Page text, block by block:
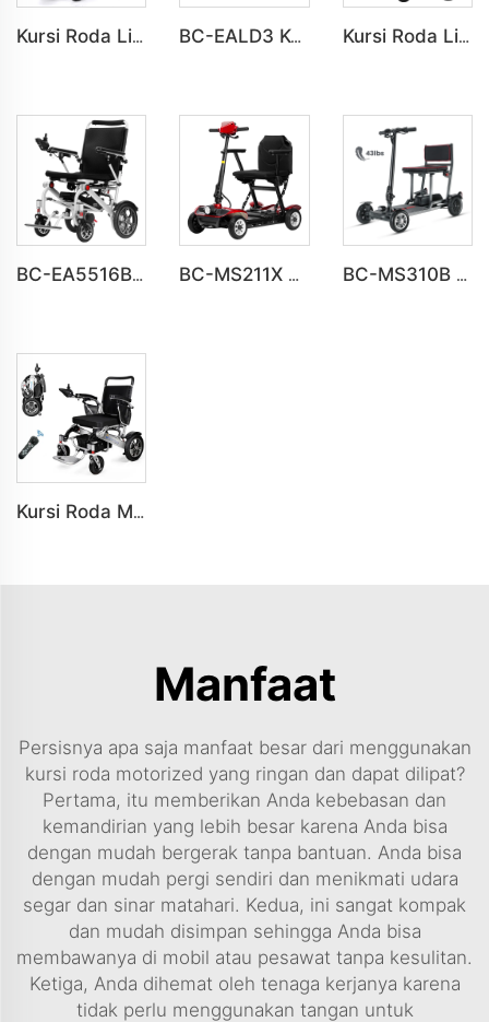
Kursi Roda Listrik Lipat Ringan BC-EALD4 untuk Orang Disabilitas BC-EALD3 Kursi Roda Listrik Lipat Ter ringan dari Bahan Alumunium untuk Perjalanan Kursi Roda Listrik Lipat Ringan BC-EA5516C Untuk Dewasa
BC-EA5516B Kursi Roda Listrik Ringan dengan Kontrol Jarak Jauh untuk Penyandang Disabilitas BC-MS211X Kursi Roda Listrik Lipat Ringan untuk Lansia dan Disabilitas BC-MS310B Desain Baru Premium Skuter Mobilitas 4 Roda Ultra-Ringan untuk Lansia
Kursi Roda Motor Ringan BC-EA7000F dengan Motor Kuat 600W
Manfaat
Persisnya apa saja manfaat besar dari menggunakan
kursi roda motorized yang ringan dan dapat dilipat?
Pertama, itu memberikan Anda kebebasan dan
kemandirian yang lebih besar karena Anda bisa
dengan mudah bergerak tanpa bantuan. Anda bisa
dengan mudah pergi sendiri dan menikmati udara
segar dan sinar matahari. Kedua, ini sangat kompak
dan mudah disimpan sehingga Anda bisa
membawanya di mobil atau pesawat tanpa kesulitan.
Ketiga, Anda dihemat oleh tenaga kerjanya karena
tidak perlu menggunakan tangan untuk